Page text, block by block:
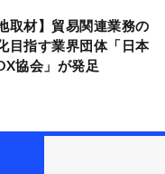
取材】貿易関連業務の
目指す業界団体「日本
協会」が発足